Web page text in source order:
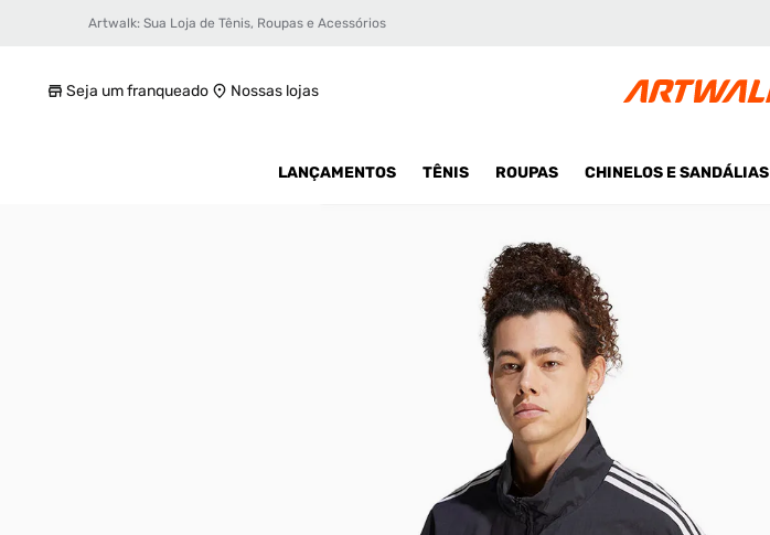
Artwalk: Sua Loja de Tênis, Roupas e Acessórios
Seja um franqueado Nossas lojas
LANÇAMENTOS TÊNIS ROUPAS CHINELOS E SANDÁLIAS
Jaqueta adidas NSRC